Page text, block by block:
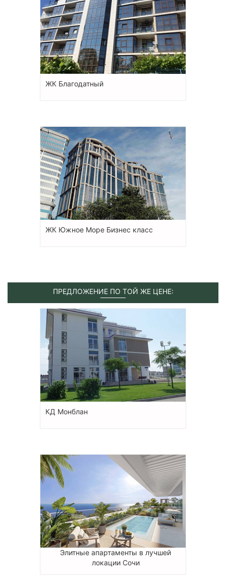
ЖК Благодатный
ЖК Южное Море Бизнес класс
ПРЕДЛОЖЕНИЕ ПО ТОЙ ЖЕ ЦЕНЕ:
КД Монблан
Элитные апартаменты в лучшей
локации Сочи